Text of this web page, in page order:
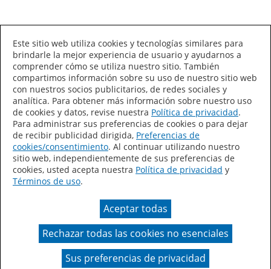
Declaración de accesibilidad
Mapa del sitio
Términos de uso
Privacidad
Sus preferencias de privacidad
Ley de Cadenas de Suministro de California
Un color real puede variar en comparación con la
presentación en pantalla.
Este sitio web utiliza cookies y tecnologías similares para
brindarle la mejor experiencia de usuario y ayudarnos a
comprender cómo se utiliza nuestro sitio. También
compartimos información sobre su uso de nuestro sitio web
con nuestros socios publicitarios, de redes sociales y
analítica. Para obtener más información sobre nuestro uso
de cookies y datos, revise nuestra Política de privacidad.
Para administrar sus preferencias de cookies o para dejar
de recibir publicidad dirigida, Preferencias de
cookies/consentimiento. Al continuar utilizando nuestro
sitio web, independientemente de sus preferencias de
cookies, usted acepta nuestra Política de privacidad y
Términos de uso.
Aceptar todas
Rechazar todas las cookies no esenciales
Sus preferencias de privacidad